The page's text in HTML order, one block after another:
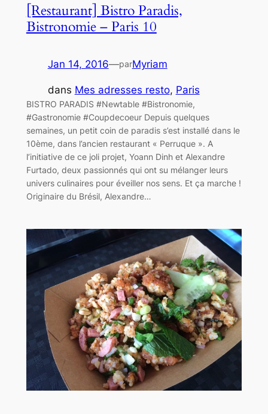
[Restaurant] Bistro Paradis,
Bistronomie – Paris 10
Jan 14, 2016—parMyriam
dans Mes adresses resto, Paris
BISTRO PARADIS #Newtable #Bistronomie,
#Gastronomie #Coupdecoeur Depuis quelques
semaines, un petit coin de paradis s’est installé dans le
10ème, dans l’ancien restaurant « Perruque ». A
l’initiative de ce joli projet, Yoann Dinh et Alexandre
Furtado, deux passionnés qui ont su mélanger leurs
univers culinaires pour éveiller nos sens. Et ça marche !
Originaire du Brésil, Alexandre…